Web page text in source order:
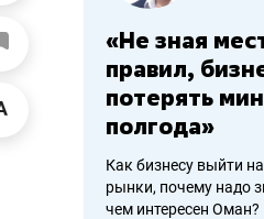
работа «Не зная
правил,
потерять
полгода»
Как бизнесу выйти
рынки, почему надо
чем интересен Оман?